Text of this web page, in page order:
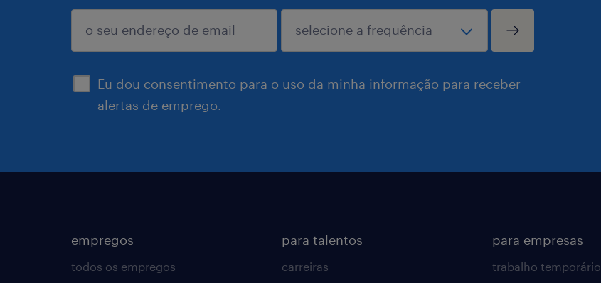
Eu dou consentimento para o uso da minha informação para receber
alertas de emprego.
enviar
empregos
todos os empregos
para talentos
carreiras
para empresas
trabalho temporário